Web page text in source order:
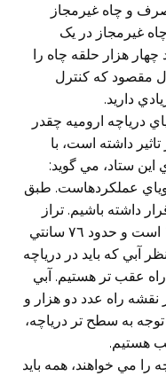
و چاه غيرمجاز
٤٠ هزار حلقه چاه غيرمجاز در يک
هزار حلقه چاه را
مقصود که کنترل
داريد.
درياچه اروميه چقدر
داشته است، با
اين ستاد، مي گويد:
عملکردهاست. طبق
راه بايد امروز در تراز ١٢٧١،٥ قرار داشته باشيم. تراز
درياچه اروميه درحال حاضر ١٢٧٠.٧٥ است و حدود ٧٦ سانتي
آبي که بايد در درياچه
عقب تر هستيم. آبي
نقشه راه عدد دو هزار و
توجه به سطح تر درياچه،
را مي خواهند، همه بايد